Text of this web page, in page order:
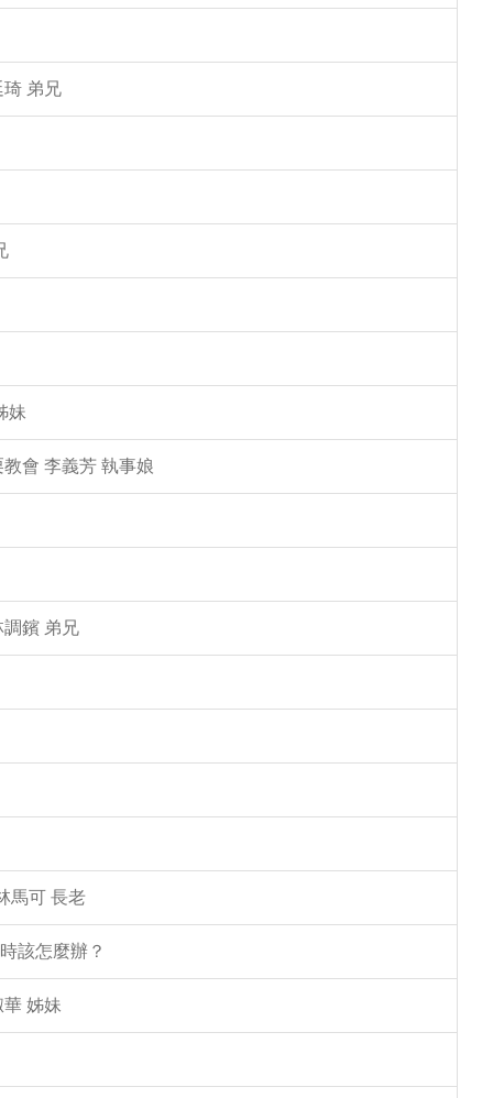
弟兄
妹
會 李義芳 執事娘
鑌 弟兄
馬可 長老
該怎麼辦？
姊妹